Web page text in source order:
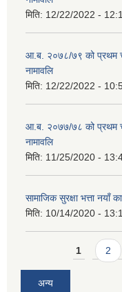
मिति: 12/22/2022 -
आ.ब. २०७८/७९ को प्रथम
नामावलि
मिति: 12/22/2022 -
आ.ब. २०७७/७८ को प्रथम
नामावलि
मिति: 11/25/2020 -
सामाजिक सुरक्षा भत्ता नयाँ
मिति: 10/14/2020 -
Pages1 2
अन्य